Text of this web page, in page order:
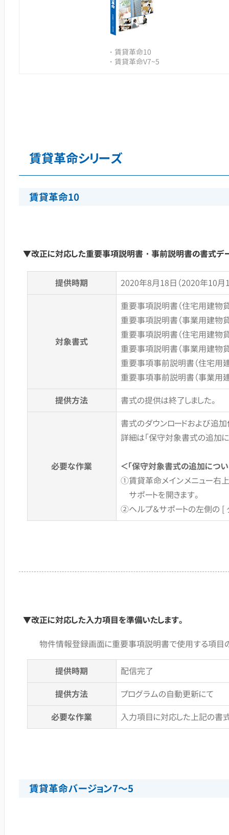
・賃貸革命10
・賃貸革命V7~5
賃貸革命シリーズ
賃貸革命10
▼改正に対応した重要事項説明書・事前説明書の書式デー
提供時期 2020年8月18日（2020年10
対象書式
重要事項説明書（住宅用建物
重要事項説明書（事業用建物
重要事項説明書（住宅用建物
重要事項説明書（事業用建物
重要事項事前説明書（住宅用
重要事項事前説明書（事業用
提供方法 書式の提供は終了しました。
必要な作業
書式のダウンロードおよび追加
詳細は「保守対象書式の追加に
＜「保守対象書式の追加につ
①賃貸革命メインメニュー右上
サポートを開きます。
②ヘルプ＆サポートの左側の [
▼改正に対応した入力項目を準備いたします。
物件情報登録画面に重要事項説明書で使用する項目
提供時期 配信完了
提供方法 プログラムの自動更新にて
必要な作業 入力項目に対応した上記の書式
賃貸革命バージョン7～5